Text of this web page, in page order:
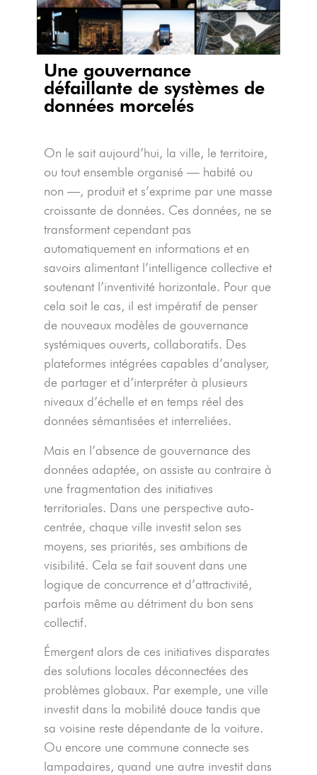
Une gouvernance
défaillante de systèmes de
données morcelés
On le sait aujourd’hui, la ville, le territoire,
ou tout ensemble organisé — habité ou
non —, produit et s’exprime par une masse
croissante de données. Ces données, ne se
transforment cependant pas
automatiquement en informations et en
savoirs alimentant l’intelligence collective et
soutenant l’inventivité horizontale. Pour que
cela soit le cas, il est impératif de penser
de nouveaux modèles de gouvernance
systémiques ouverts, collaboratifs. Des
plateformes intégrées capables d’analyser,
de partager et d’interpréter à plusieurs
niveaux d’échelle et en temps réel des
données sémantisées et interreliées.
Mais en l’absence de gouvernance des
données adaptée, on assiste au contraire à
une fragmentation des initiatives
territoriales. Dans une perspective auto-
centrée, chaque ville investit selon ses
moyens, ses priorités, ses ambitions de
visibilité. Cela se fait souvent dans une
logique de concurrence et d’attractivité,
parfois même au détriment du bon sens
collectif.
Émergent alors de ces initiatives disparates
des solutions locales déconnectées des
problèmes globaux. Par exemple, une ville
investit dans la mobilité douce tandis que
sa voisine reste dépendante de la voiture.
Ou encore une commune connecte ses
lampadaires, quand une autre investit dans